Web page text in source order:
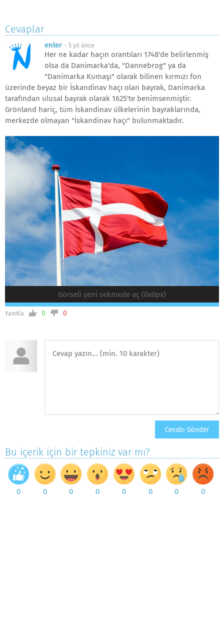
Cevaplar
enler - 5 yıl önce
Her ne kadar haçın orantıları 1748'de belirlenmiş
olsa da Danimarka'da, "Dannebrog" ya da
"Danimarka Kumaşı" olarak bilinen kırmızı fon
üzerinde beyaz bir İskandinav haçı olan bayrak, Danimarka
tarafından ulusal bayrak olarak 1625'te benimsenmiştir.
Grönland hariç, tüm İskandinav ülkelerinin bayraklarında,
merkezde olmayan "İskandinav haçı" bulunmaktadır.
Görseli yeni sekmede aç (0x0px)
Yanıtla 0 0
Bu içerik için bir tepkiniz var mı?
0 0 0 0 0 0 0 0